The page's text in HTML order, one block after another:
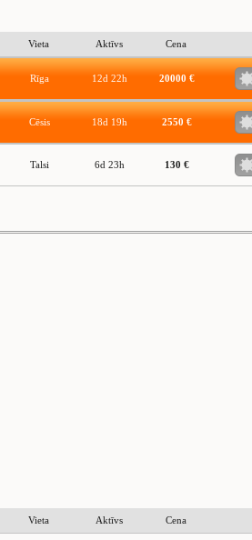
Vieta Aktīvs Cena
Rīga 12d 22h 20000 €
Cēsis 18d 19h 2550 €
Talsi 6d 23h 130 €
Vieta Aktīvs Cena